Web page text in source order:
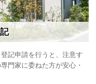
記申請を行うと、注意す
門家に委ねた方が安心・